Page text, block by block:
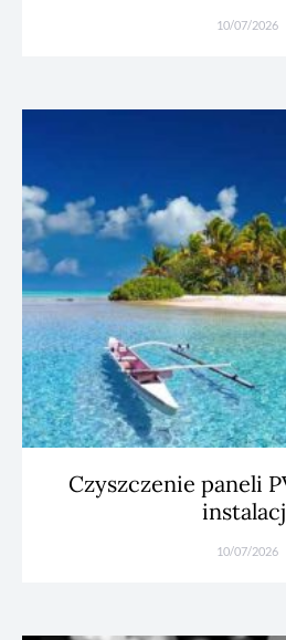
10/07/2026
Czyszczenie paneli
10/07/2026